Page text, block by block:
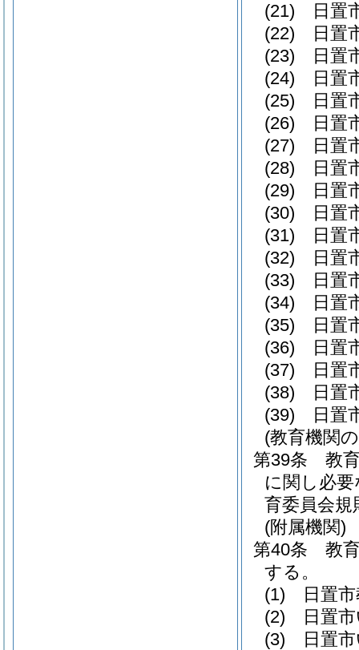
(21)
日置
(22)
日置
(23)
日置
(24)
日置
(25)
日置
(26)
日置
(27)
日置
(28)
日置
(29)
日置
(30)
日置
(31)
日置
(32)
日置
(33)
日置
(34)
日置
(35)
日置
(36)
日置
(37)
日置
(38)
日置
(39)
日置
(教育機関
第39条
教
に関し必
育委員会
(附属機関)
第40条
教
する。
(1)
日置
(2)
日置
(3)
日置